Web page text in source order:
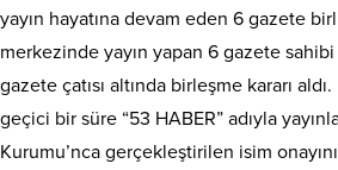
yayın hayatına devam eden 6 gazete
merkezinde yayın yapan 6 gazete
gazete çatısı altında birleşme kararı
geçici bir süre “53 HABER” adıyla
Kurumu’nca gerçekleştirilen isim